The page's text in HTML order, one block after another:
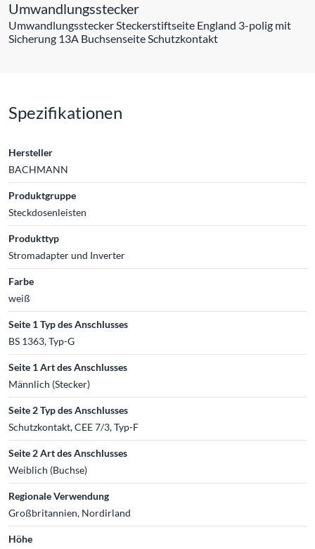
Umwandlungsstecker
Umwandlungsstecker Steckerstiftseite England 3-polig mit
Sicherung 13A Buchsenseite Schutzkontakt
Spezifikationen
Hersteller
BACHMANN
Produktgruppe
Steckdosenleisten
Produkttyp
Stromadapter und Inverter
Farbe
weiß
Seite 1 Typ des Anschlusses
BS 1363, Typ-G
Seite 1 Art des Anschlusses
Männlich (Stecker)
Seite 2 Typ des Anschlusses
Schutzkontakt, CEE 7/3, Typ-F
Seite 2 Art des Anschlusses
Weiblich (Buchse)
Regionale Verwendung
Großbritannien, Nordirland
Höhe